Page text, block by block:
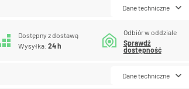
Dane techniczne
Dostępny z dostawą
Wysyłka:24 h
Odbiór w oddziale
Sprawdź
dostępność
Dane techniczne